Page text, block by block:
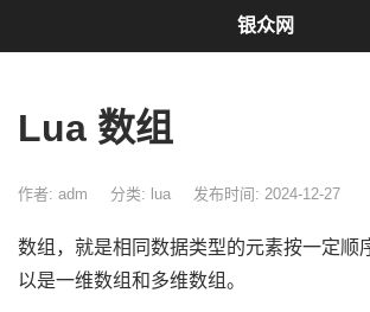
Lua 数组
作者: adm 分类: lua 发布时间: 2024-12-27
数组，就是相同数据类型的元素按一定顺
以是一维数组和多维数组。
银众网